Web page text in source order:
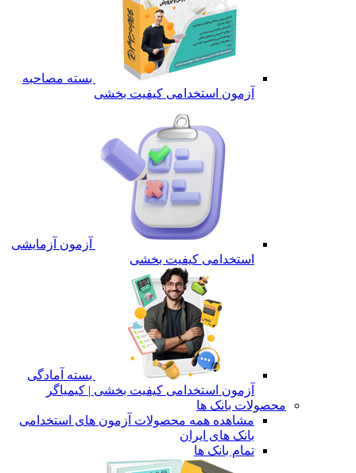
بسته مصاحبه
آزمون استخدامی کیفیت بخشی
آزمون آزمایشی
استخدامی کیفیت بخشی
بسته آمادگی
آزمون استخدامی کیفیت بخشی | کیمیاگر
محصولات بانک ها
مشاهده همه محصولات آزمون های استخدامی
بانک های ایران
تمام بانک ها